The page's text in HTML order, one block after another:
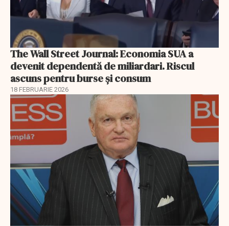
The Wall Street Journal: Economia SUA a
devenit dependentă de miliardari. Riscul
ascuns pentru burse și consum
18 FEBRUARIE 2026
EXCLUSIV